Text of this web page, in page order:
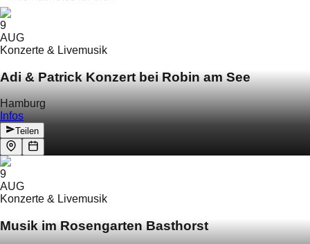
9
AUG
Konzerte & Livemusik
Adi & Patrick Konzert bei Robin am See
Hamburg
Infos
Teilen
9
AUG
Konzerte & Livemusik
Musik im Rosengarten Basthorst